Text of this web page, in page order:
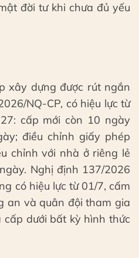
đời tư khi chưa đủ yếu
xây dựng được rút ngắn
NQ-CP, có hiệu lực từ
cấp mới còn 10 ngày
điều chỉnh giấy phép
chỉnh với nhà ở riêng lẻ
Nghị định 137/2026
có hiệu lực từ 01/7, cấm
an và quân đội tham gia
dưới bất kỳ hình thức